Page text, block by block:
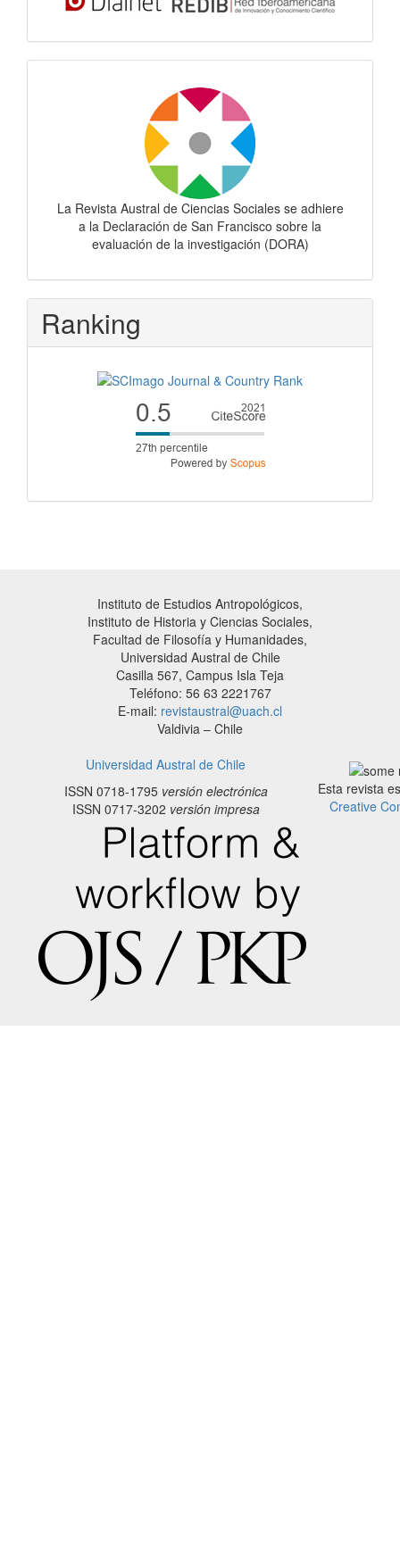
La Revista Austral de Ciencias Sociales se adhiere
a la Declaración de San Francisco sobre la
evaluación de la investigación (DORA)
Ranking
Instituto de Estudios Antropológicos,
Instituto de Historia y Ciencias Sociales,
Facultad de Filosofía y Humanidades,
Universidad Austral de Chile
Casilla 567, Campus Isla Teja
Teléfono: 56 63 2221767
E-mail: revistaustral@uach.cl
Valdivia – Chile
Universidad Austral de Chile
ISSN 0718-1795versión electrónica
ISSN 0717-3202 versión impresa
Esta revista
Creative